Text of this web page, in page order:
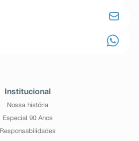
Institucional
Nossa história
Especial 90 Anos
Responsabilidades